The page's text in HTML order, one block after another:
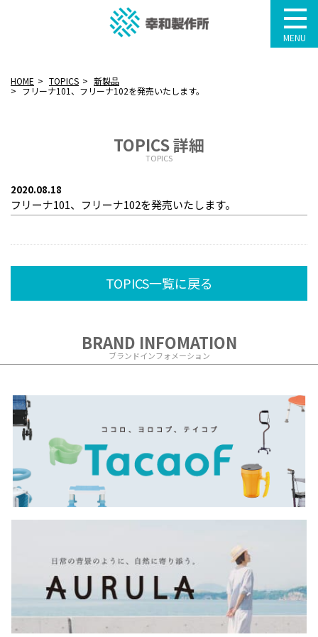
MENU
HOME TOPICS
新製品
フリーナ101、フリーナ102を発売いたします。
TOPICS 詳細
TOPICS
2020.08.18
フリーナ101、フリーナ102を発売いたします。
TOPICS一覧に戻る
BRAND INFOMATION
ブランドインフォメーション